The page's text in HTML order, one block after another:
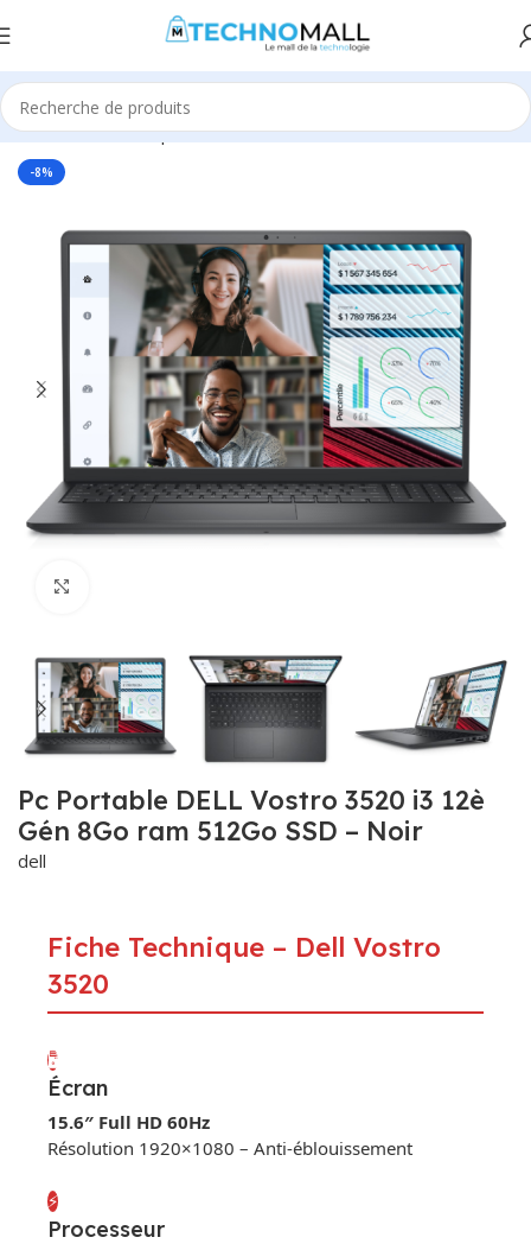
Accueil Informatique Ordinateurs Portables Pc Portable
-8%
Pc Portable DELL Vostro 3520 i3 12è
Gén 8Go ram 512Go SSD – Noir
dell
Fiche Technique – Dell Vostro
3520
🖥️
Écran
15.6″ Full HD 60Hz
Résolution 1920×1080 – Anti-éblouissement
⚡
Processeur